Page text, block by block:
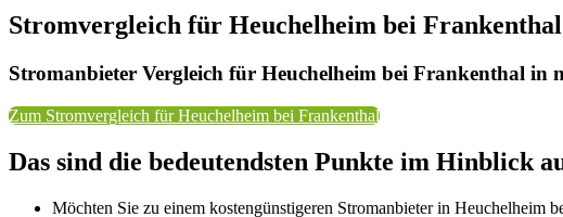
Stromvergleich für Heuchelheim bei Frankenthal
Stromanbieter Vergleich für Heuchelheim bei Frankenthal
Zum Stromvergleich für Heuchelheim bei Frankenthal
Das sind die bedeutendsten Punkte im Hinblick
Möchten Sie zu einem kostengünstigeren Stromanbieter in Heuchelheim